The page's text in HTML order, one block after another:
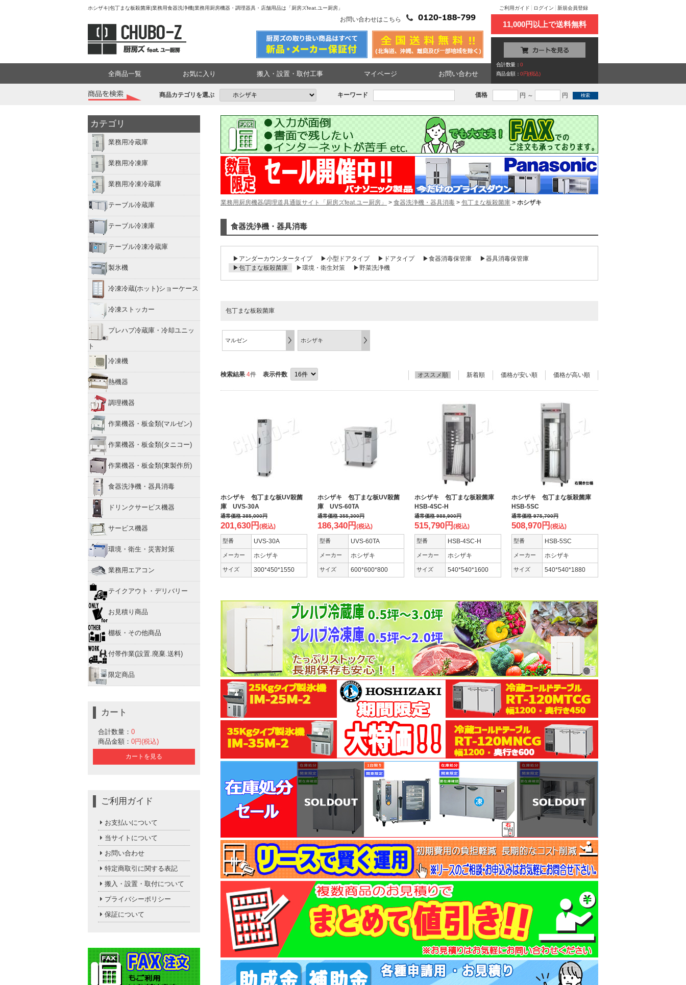
ホシザキ|包丁まな板殺菌庫|業務用食器洗浄機|業務用厨房機器・調理器具・店舗用品は「厨房ズfeat.ユー厨房」
お問い合わせはこちら
ご利用ガイド ログイン 新規会員登録
11,000円以上で送料無料
合計数量：0
商品金額：0円(税込)
全商品一覧 お気に入り 搬入・設置・取付工事 マイページ お問い合わせ
商品カテゴリを選ぶ キーワード 価格 円 ～ 円
カテゴリ
業務用冷蔵庫
業務用冷凍庫
業務用冷凍冷蔵庫
テーブル冷蔵庫
テーブル冷凍庫
テーブル冷凍冷蔵庫
製氷機
冷凍冷蔵(ホット)ショーケース
冷凍ストッカー
プレハブ冷蔵庫・冷却ユニッ
ト
冷凍機
熱機器
調理機器
作業機器・板金類(マルゼン)
作業機器・板金類(タニコー)
作業機器・板金類(東製作所)
食器洗浄機・器具消毒
ドリンクサービス機器
サービス機器
環境・衛生・災害対策
業務用エアコン
テイクアウト・デリバリー
お見積り商品
棚板・その他商品
付帯作業(設置.廃棄.送料)
限定商品
カート
合計数量： 0
商品金額： 0円(税込)
カートを見る
ご利用ガイド
お支払いについて
当サイトについて
お問い合わせ
特定商取引に関する表記
搬入・設置・取付について
プライバシーポリシー
保証について
業務用厨房機器/調理道具通販サイト「厨房ズfeat.ユー厨房」 > 食器洗浄機・器具消毒 > 包丁まな板殺菌庫 > ホシザキ
食器洗浄機・器具消毒
▶アンダーカウンタータイプ ▶小型ドアタイプ ▶ドアタイプ ▶食器消毒保管庫
▶器具消毒保管庫
▶包丁まな板殺菌庫
▶環境・衛生対策 ▶野菜洗浄機
包丁まな板殺菌庫
マルゼン ホシザキ
検索結果 4件 表示件数 オススメ順 新着順 価格が安い順 価格が高い順
ホシザキ 包丁まな板UV殺菌
庫 UVS-30A
通常価格385,000円
201,630円 (税込)
型番 UVS-30A
メーカー ホシザキ
サイズ 300*450*1550
ホシザキ 包丁まな板UV殺菌
庫 UVS-60TA
通常価格355,300円
186,340円 (税込)
型番 UVS-60TA
メーカー ホシザキ
サイズ 600*600*800
ホシザキ 包丁まな板殺菌庫
HSB-4SC-H
通常価格988,900円
515,790円 (税込)
型番 HSB-4SC-H
メーカー ホシザキ
サイズ 540*540*1600
ホシザキ 包丁まな板殺菌庫
HSB-5SC
通常価格975,700円
508,970円 (税込)
型番 HSB-5SC
メーカー ホシザキ
サイズ 540*540*1880